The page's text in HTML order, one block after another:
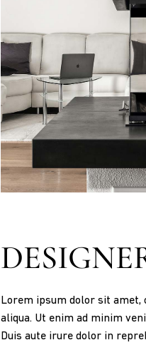
Lorem ipsum dolor sit amet,
aliqua. Ut enim ad minim
Duis aute irure dolor in